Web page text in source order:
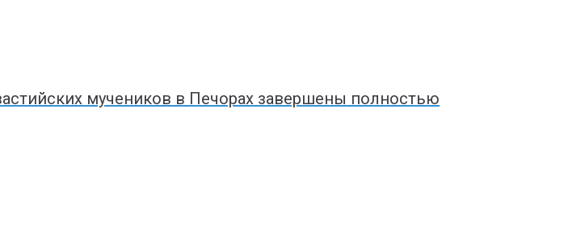
мучеников в Печорах завершены полностью